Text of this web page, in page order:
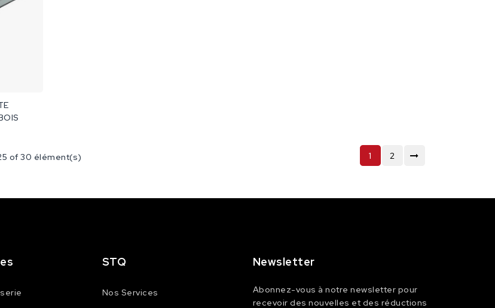
of 30 élément(s) 1 2
STQ
Nos Services
Newsletter
Abonnez-vous à notre newsletter pour
recevoir des nouvelles et des réductions